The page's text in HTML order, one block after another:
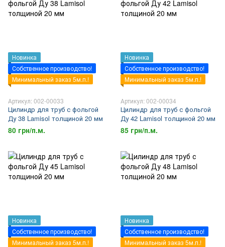
Новинка
Собственное производство!
Минимальный заказ 5м.п.!
Артикул: 002-00033
Цилиндр для труб с фольгой
Ду 38 Lamisol толщиной 20 мм
80 грн/п.м.
Новинка
Собственное производство!
Минимальный заказ 5м.п.!
Артикул: 002-00034
Цилиндр для труб с фольгой
Ду 42 Lamisol толщиной 20 мм
85 грн/п.м.
Новинка
Собственное производство!
Минимальный заказ 5м.п.!
Новинка
Собственное производство!
Минимальный заказ 5м.п.!